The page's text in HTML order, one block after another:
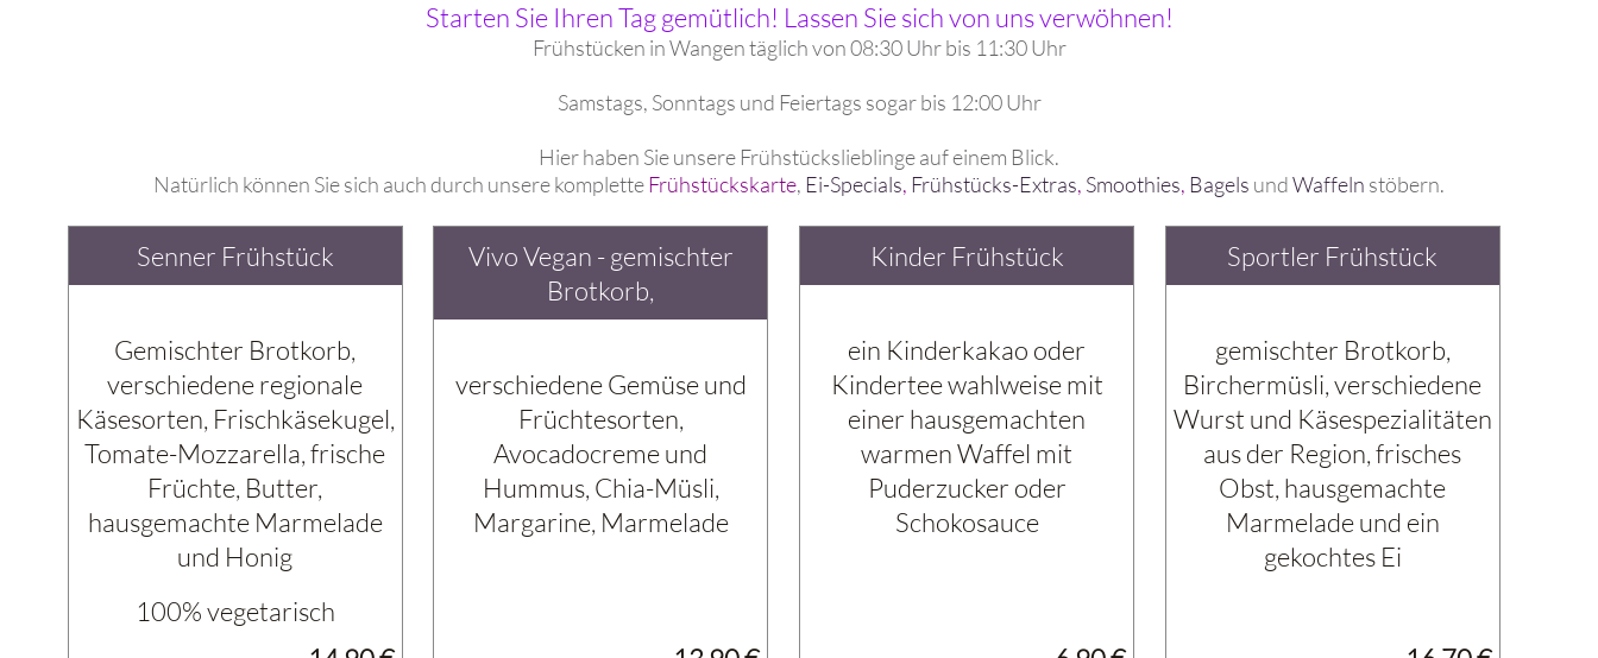
Starten Sie Ihren Tag gemütlich! Lassen Sie sich von uns verwöhnen!
Frühstücken in Wangen täglich von 08:30 Uhr bis 11:30 Uhr
Samstags, Sonntags und Feiertags sogar bis 12:00 Uhr
Hier haben Sie unsere Frühstückslieblinge auf einem Blick.
Natürlich können Sie sich auch durch unsere kompletteFrühstückskarte, Ei-Specials, Frühstücks-Extras, Smoothies, Bagels undWaffeln stöbern.
Senner Frühstück
Gemischter Brotkorb,
verschiedene regionale
Käsesorten, Frischkäsekugel,
Tomate-Mozzarella, frische
Früchte, Butter,
hausgemachte Marmelade
und Honig
100% vegetarisch
Vivo Vegan - gemischter
Brotkorb,
verschiedene Gemüse und
Früchtesorten,
Avocadocreme und
Hummus, Chia-Müsli,
Margarine, Marmelade
Kinder Frühstück
ein Kinderkakao oder
Kindertee wahlweise mit
einer hausgemachten
warmen Waffel mit
Puderzucker oder
Schokosauce
Sportler Frühstück
gemischter Brotkorb,
Birchermüsli, verschiedene
Wurst und Käsespezialitäten
aus der Region, frisches
Obst, hausgemachte
Marmelade und ein
gekochtes Ei